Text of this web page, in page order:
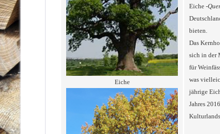
Eiche
Eiche -
bieten.
Das
sich in der
für
was
jährige
Jahres